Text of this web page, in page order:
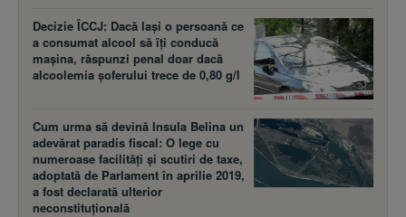
Decizie ÎCCJ: Dacă laşi o persoană ce
a consumat alcool să îţi conducă
maşina, răspunzi penal doar dacă
alcoolemia şoferului trece de 0,80 g/l
Cum urma să devină Insula Belina un
adevărat paradis fiscal: O lege cu
numeroase facilităţi şi scutiri de taxe,
adoptată de Parlament în aprilie 2019,
a fost declarată ulterior
neconstituţională